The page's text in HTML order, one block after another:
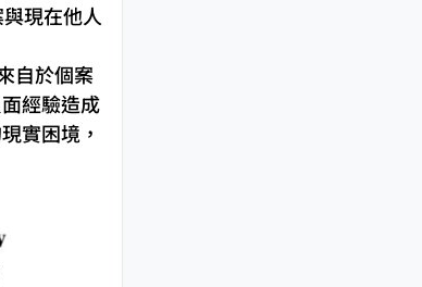
現在他人
自於個案
經驗造成
實困境，